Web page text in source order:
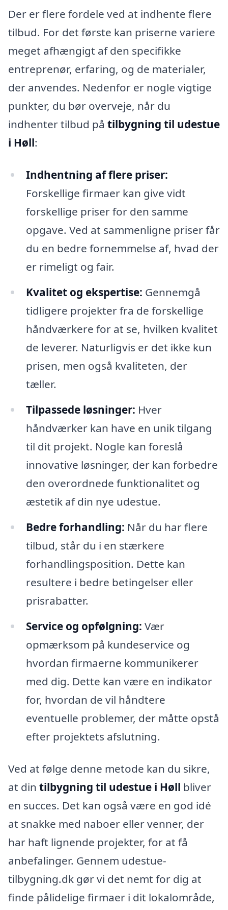
Der er flere fordele ved at indhente flere
tilbud. For det første kan priserne variere
meget afhængigt af den specifikke
entreprenør, erfaring, og de materialer,
der anvendes. Nedenfor er nogle vigtige
punkter, du bør overveje, når du
indhenter tilbud på tilbygning til udestue
i Høll:
Indhentning af flere priser:
Forskellige firmaer kan give vidt
forskellige priser for den samme
opgave. Ved at sammenligne priser får
du en bedre fornemmelse af, hvad der
er rimeligt og fair.
Kvalitet og ekspertise: Gennemgå
tidligere projekter fra de forskellige
håndværkere for at se, hvilken kvalitet
de leverer. Naturligvis er det ikke kun
prisen, men også kvaliteten, der
tæller.
Tilpassede løsninger: Hver
håndværker kan have en unik tilgang
til dit projekt. Nogle kan foreslå
innovative løsninger, der kan forbedre
den overordnede funktionalitet og
æstetik af din nye udestue.
Bedre forhandling: Når du har flere
tilbud, står du i en stærkere
forhandlingsposition. Dette kan
resultere i bedre betingelser eller
prisrabatter.
Service og opfølgning: Vær
opmærksom på kundeservice og
hvordan firmaerne kommunikerer
med dig. Dette kan være en indikator
for, hvordan de vil håndtere
eventuelle problemer, der måtte opstå
efter projektets afslutning.
Ved at følge denne metode kan du sikre,
at din tilbygning til udestue i Høll bliver
en succes. Det kan også være en god idé
at snakke med naboer eller venner, der
har haft lignende projekter, for at få
anbefalinger. Gennem udestue-
tilbygning.dk gør vi det nemt for dig at
finde pålidelige firmaer i dit lokalområde,